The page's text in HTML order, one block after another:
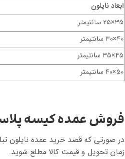
ابعاد نایلون
۳۵×۲۵ سانتیمتر
۴۰×۳۰ سانتیمتر
۴۵×۳۵ سانتیمتر
۵۰×۴۰ سانتیمتر
فروش عمده کیسه
در صورتی که قصد خرید عمده نایلون
زمان تحویل و قیمت کالا مطلع شوید.